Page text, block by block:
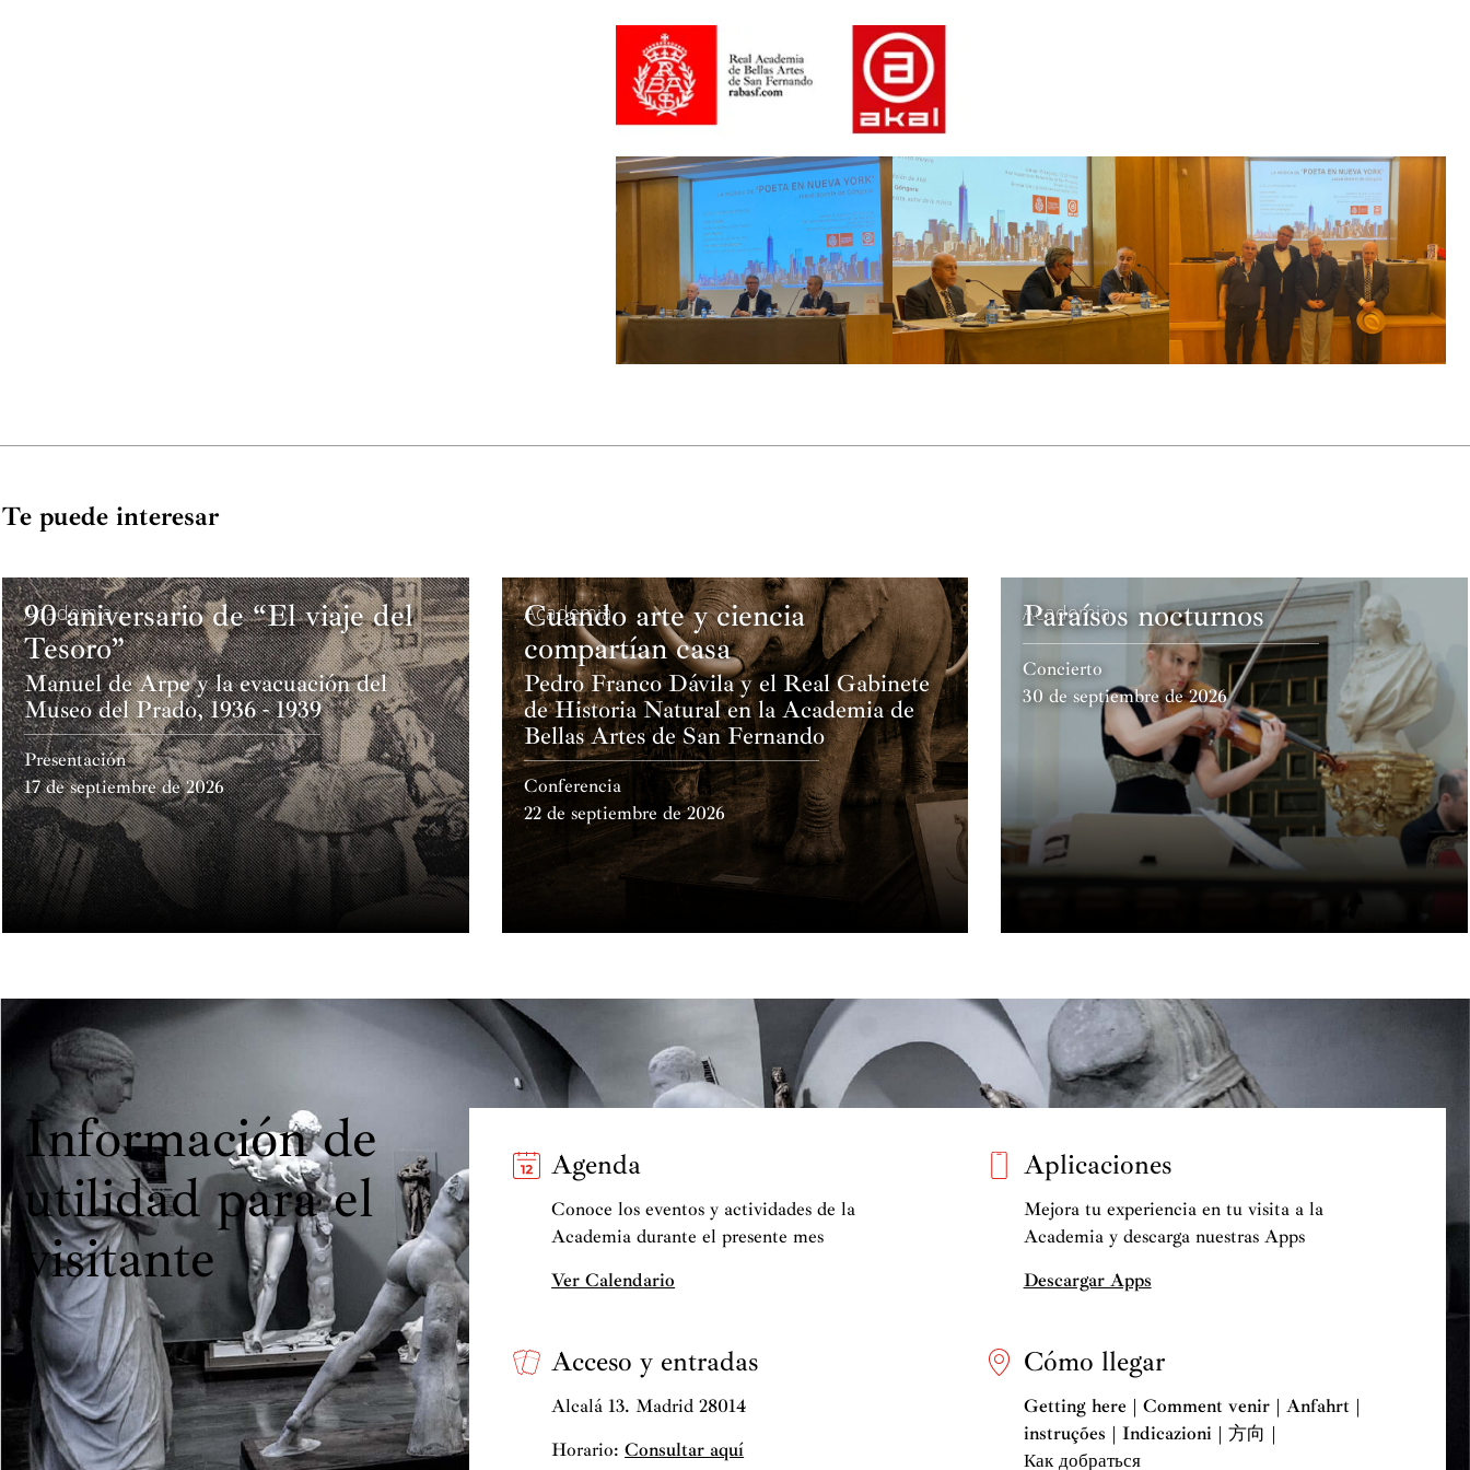
Berlín, París, Estados Unidos…, teniendo especial repercusión los celebrados en Perugia (Italia) y en la
Universidad de Oxford (Reino Unido).
Biografía extensa. PDF (136 kb)
Te puede interesar
Academia
90 aniversario de “El viaje del
Tesoro”
Manuel de Arpe y la evacuación del
Museo del Prado, 1936 - 1939
Presentación
17 de septiembre de 2026
Academia
Cuando arte y ciencia
compartían casa
Pedro Franco Dávila y el Real Gabinete
de Historia Natural en la Academia de
Bellas Artes de San Fernando
Conferencia
22 de septiembre de 2026
Academia
Paraísos nocturnos
Concierto
30 de septiembre de 2026
Información de
utilidad para el
visitante
Agenda
Conoce los eventos y actividades de la
Academia durante el presente mes
Ver Calendario
Aplicaciones
Mejora tu experiencia en tu visita a la
Academia y descarga nuestras Apps
Descargar Apps
Acceso y entradas
Alcalá 13. Madrid 28014
Horario:Consultar aquí
Cómo llegar
Getting here | Comment venir | Anfahrt |
instruções | Indicazioni | 方向 |
Как добраться